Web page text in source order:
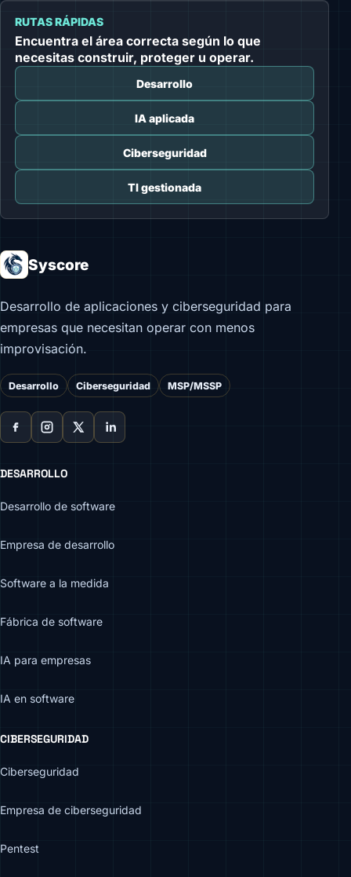
RUTAS RÁPIDAS
Encuentra el área correcta según lo que
necesitas construir, proteger u operar.
Desarrollo
IA aplicada
Ciberseguridad
TI gestionada
Syscore
Desarrollo de aplicaciones y ciberseguridad para
empresas que necesitan operar con menos
improvisación.
Desarrollo Ciberseguridad MSP/MSSP
DESARROLLO
Desarrollo de software
Empresa de desarrollo
Software a la medida
Fábrica de software
IA para empresas
IA en software
CIBERSEGURIDAD
Ciberseguridad
Empresa de ciberseguridad
Pentest